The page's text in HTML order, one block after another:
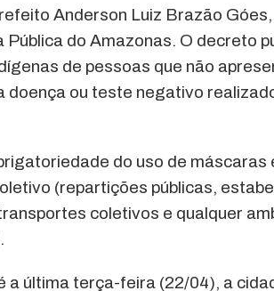
Anderson Luiz Brazão
do Amazonas. O decreto
de pessoas que não
doença ou teste negativo
do uso de máscaras
(repartições públicas,
coletivos e qualquer
a última terça-feira (22/04), a